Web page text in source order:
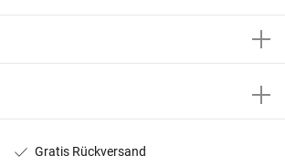
Gratis Rückversand